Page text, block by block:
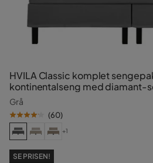
HVILA Classic komplet
kontinentalseng med diamant-
Grå
(60)
+1
SE PRISEN!